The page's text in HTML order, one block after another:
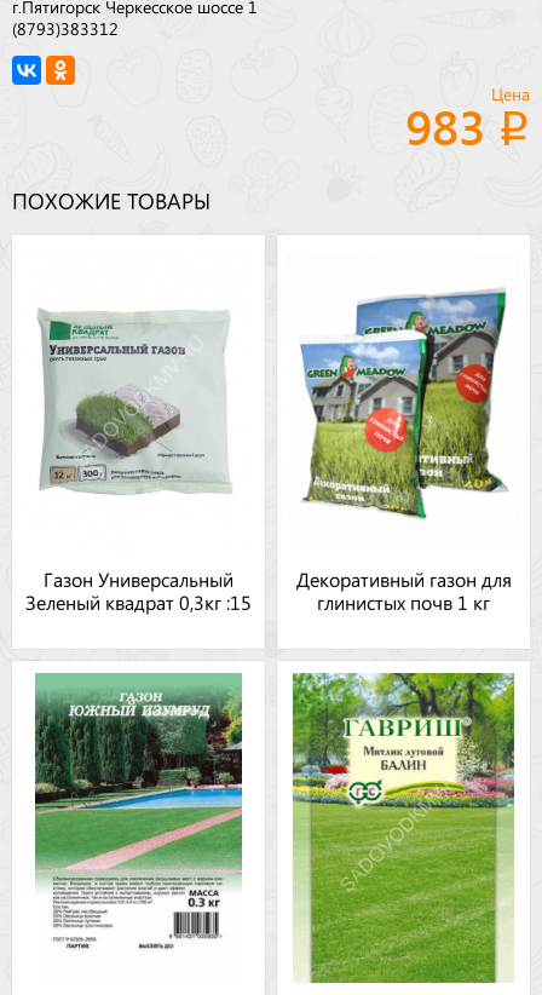
г.Пятигорск Черкесское шоссе 1
(8793)383312
Цена
983
ПОХОЖИЕ ТОВАРЫ
Газон Универсальный
Зеленый квадрат 0,3кг :15
Декоративный газон для
глинистых почв 1 кг